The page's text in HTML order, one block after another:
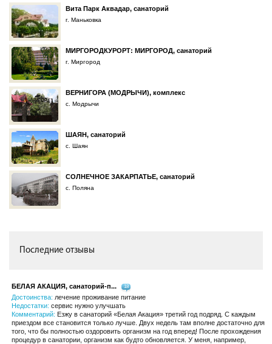
Вита Парк Аквадар, санаторий
г. Маньковка
МИРГОРОДКУРОРТ: МИРГОРОД, санаторий
г. Миргород
ВЕРНИГОРА (МОДРЫЧИ), комплекс
с. Модрычи
ШАЯН, санаторий
с. Шаян
СОЛНЕЧНОЕ ЗАКАРПАТЬЕ, санаторий
с. Поляна
Последние отзывы
БЕЛАЯ АКАЦИЯ, санаторий-п... 18
Достоинства: лечение проживание питание
Недостатки: сервис нужно улучшать
Комментарий: Езжу в санаторий «Белая Акация» третий год подряд. С каждым
приездом все становится только лучше. Двух недель там вполне достаточно для
того, что бы полностью оздоровить организм на год вперед! После прохождения
процедур в санатории, организм как будто обновляется. У меня, например,